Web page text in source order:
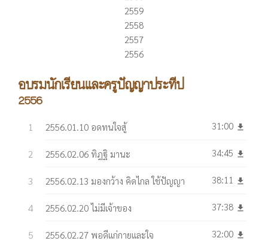
2559
2558
2557
2556
อบรมนักเรียนและครูปัญญาประทีป
2556
2556.01.10 อดทนใจสู้ 31:00 get_app
2556.02.06 ทิฎฐิ มานะ 34:45 get_app
2556.02.13 มองกว้าง คิดไกล ใช้ปัญญา 38:11 get_app
2556.02.20 ไม่มีเจ้าของ 37:38 get_app
2556.02.27 พอดีแก่กายและใจ 32:00 get_app